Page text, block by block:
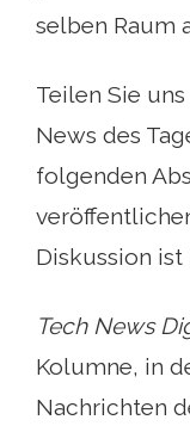
selben Raum
Teilen Sie
News des
folgenden
Diskussion
Tech News
Kolumne, in
Nachrichten